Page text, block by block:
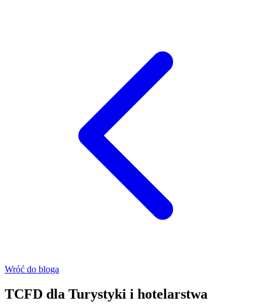
Wróć do bloga
TCFD dla Turystyki i hotelarstwa